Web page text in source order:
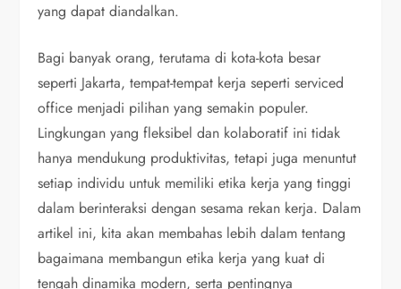
yang dapat diandalkan.
Bagi banyak orang, terutama di kota-kota besar
seperti Jakarta, tempat-tempat kerja seperti serviced
office menjadi pilihan yang semakin populer.
Lingkungan yang fleksibel dan kolaboratif ini tidak
hanya mendukung produktivitas, tetapi juga menuntut
setiap individu untuk memiliki etika kerja yang tinggi
dalam berinteraksi dengan sesama rekan kerja. Dalam
artikel ini, kita akan membahas lebih dalam tentang
bagaimana membangun etika kerja yang kuat di
tengah dinamika modern, serta pentingnya